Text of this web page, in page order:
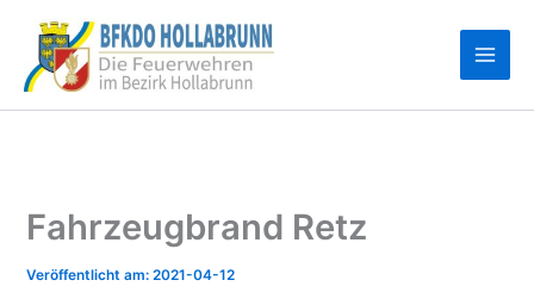
Inhalt
springen
Fahrzeugbrand Retz
2021-04-12